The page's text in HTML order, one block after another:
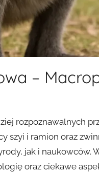
–
rozpoznawalnych
szyi i ramion oraz
jak i naukowców.
oraz ciekawe